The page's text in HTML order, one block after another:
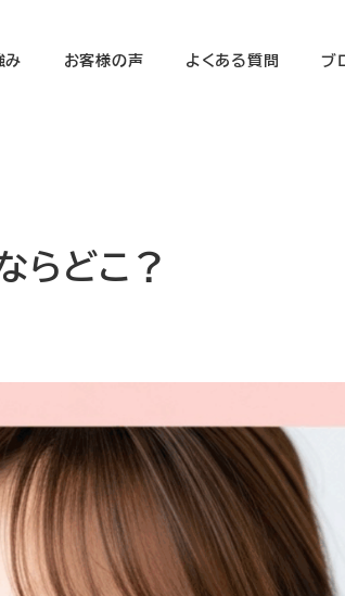
み お客様の声 よくある質問 ブ
らどこ？